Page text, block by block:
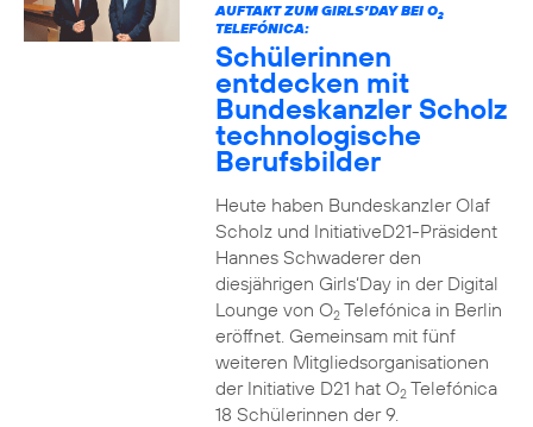
AUFTAKT ZUM GIRLS’DAY BEI O2
TELEFÓNICA:
Schülerinnen
entdecken mit
Bundeskanzler Scholz
technologische
Berufsbilder
Heute haben Bundeskanzler Olaf
Scholz und InitiativeD21-Präsident
Hannes Schwaderer den
diesjährigen Girls‘Day in der Digital
Lounge von O2Telefónica in Berlin
eröffnet. Gemeinsam mit fünf
weiteren Mitgliedsorganisationen
der Initiative D21 hat O2Telefónica
18 Schülerinnen der 9.